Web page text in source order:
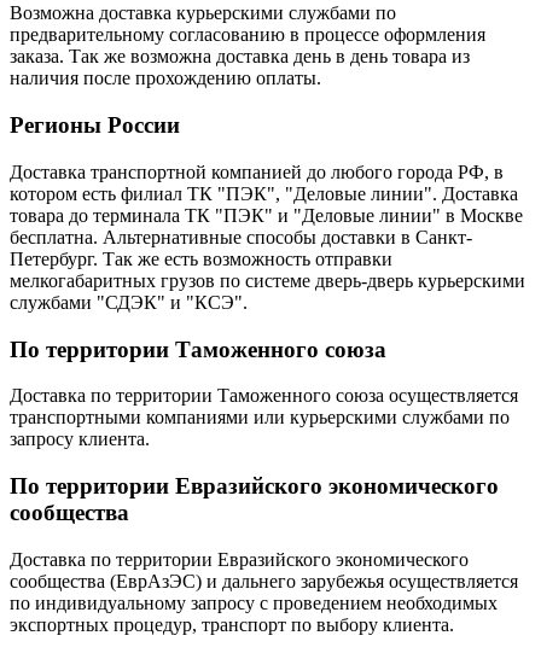
Возможна доставка курьерскими службами по
предварительному согласованию в процессе оформления
заказа. Так же возможна доставка день в день товара из
наличия после прохождению оплаты.
Регионы России
Доставка транспортной компанией до любого города РФ, в
котором есть филиал ТК "ПЭК", "Деловые линии". Доставка
товара до терминала ТК "ПЭК" и "Деловые линии" в Москве
бесплатна. Альтернативные способы доставки в Санкт-
Петербург. Так же есть возможность отправки
мелкогабаритных грузов по системе дверь-дверь курьерскими
службами "СДЭК" и "КСЭ".
По территории Таможенного союза
Доставка по территории Таможенного союза осуществляется
транспортными компаниями или курьерскими службами по
запросу клиента.
По территории Евразийского экономического
сообщества
Доставка по территории Евразийского экономического
сообщества (ЕврАзЭС) и дальнего зарубежья осуществляется
по индивидуальному запросу с проведением необходимых
экспортных процедур, транспорт по выбору клиента.